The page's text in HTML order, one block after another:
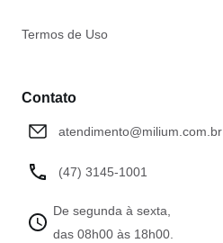
Termos de Uso
Contato
atendimento@milium.com.br
(47) 3145-1001
De segunda à sexta,
das 08h00 às 18h00.